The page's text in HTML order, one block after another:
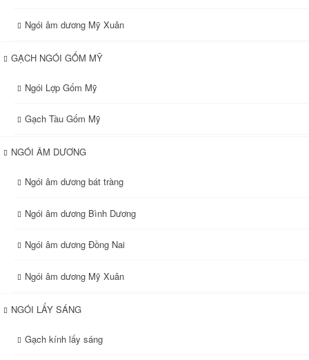
Ngói âm dương Mỹ Xuân
GẠCH NGÓI GỐM MỸ
Ngói Lợp Gốm Mỹ
Gạch Tàu Gốm Mỹ
NGÓI ÂM DƯƠNG
Ngói âm dương bát tràng
Ngói âm dương Bình Dương
Ngói âm dương Đồng Nai
Ngói âm dương Mỹ Xuân
NGÓI LẤY SÁNG
Gạch kính lấy sáng